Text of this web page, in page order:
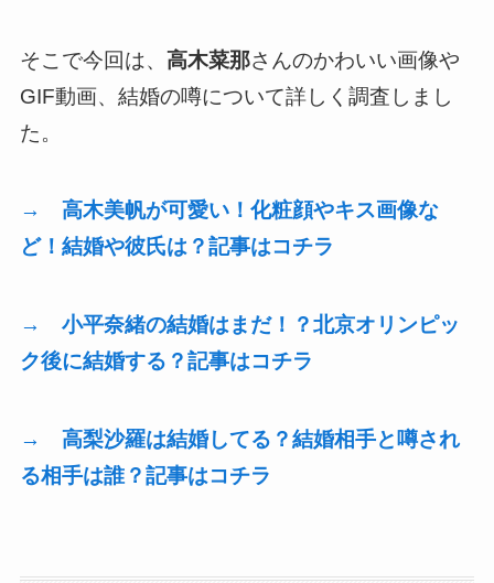
そこで今回は、 高木菜那さんのかわいい画像や
GIF動画、結婚の噂について詳しく調査しまし
た。
→ 高木美帆が可愛い！化粧顔やキス画像な
ど！結婚や彼氏は？記事はコチラ
→ 小平奈緒の結婚はまだ！？北京オリンピッ
ク後に結婚する？記事はコチラ
→ 高梨沙羅は結婚してる？結婚相手と噂され
る相手は誰？記事はコチラ